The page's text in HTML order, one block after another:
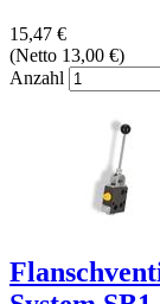
15,47 €
(Netto 13,00 €)
Anzahl